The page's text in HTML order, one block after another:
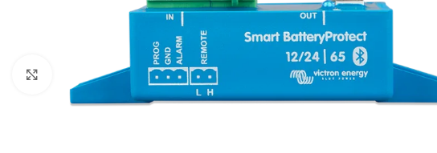
Büyütmek için tıklayın